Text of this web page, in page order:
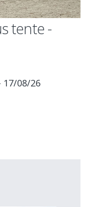
tente -
08/26